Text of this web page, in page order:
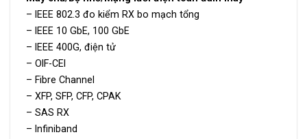
– IEEE 802.3 đo kiểm RX bo mạch tổng
– IEEE 10 GbE, 100 GbE
– IEEE 400G, điện tử
– OIF-CEI
– Fibre Channel
– XFP, SFP, CFP, CPAK
– SAS RX
– Infiniband